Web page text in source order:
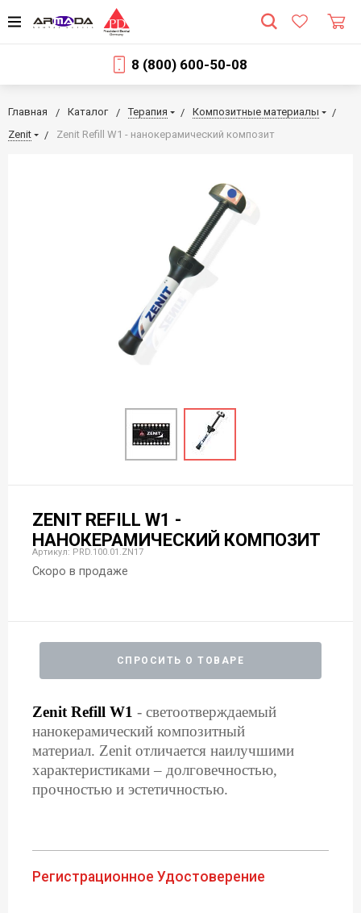
8 (800) 600-50-08
Главная Каталог Терапия
Композитные материалы
Zenit
Zenit Refill W1 - нанокерамический композит
ZENIT REFILL W1 -
НАНОКЕРАМИЧЕСКИЙ КОМПОЗИТ
Артикул: PRD.100.01.ZN17
Скоро в продаже
СПРОСИТЬ О ТОВАРЕ
Zenit Refill W1 - cветоотверждаемый
нанокерамический композитный
материал. Zenit отличается наилучшими
характеристиками – долговечностью,
прочностью и эстетичностью.
Регистрационное Удостоверение